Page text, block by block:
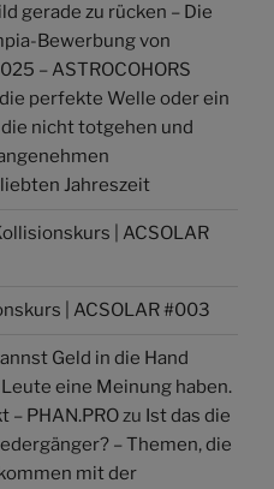
gerade zu rücken – Die
Bewerbung von
– ASTROCOHORS
perfekte Welle oder ein
nicht totgehen und
Jahreszeit
| ACSOLAR
| ACSOLAR #003
Geld in die Hand
eine Meinung haben.
– PHAN.PROzu Ist das die
– Themen, die
mit der